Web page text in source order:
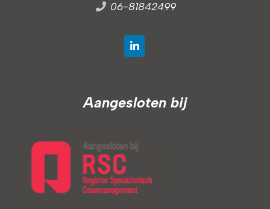
06-81842499
Aangesloten bij